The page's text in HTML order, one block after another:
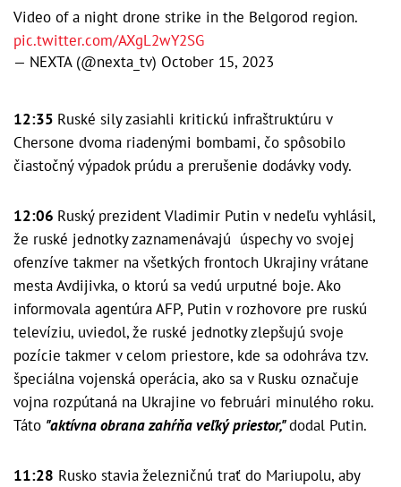
Video of a night drone strike in the Belgorod region.
pic.twitter.com/AXgL2wY2SG
— NEXTA (@nexta_tv) October 15, 2023
12:35 Ruské sily zasiahli kritickú infraštruktúru v
Chersone dvoma riadenými bombami, čo spôsobilo
čiastočný výpadok prúdu a prerušenie dodávky vody.
12:06 Ruský prezident Vladimir Putin v nedeľu vyhlásil,
že ruské jednotky zaznamenávajú úspechy vo svojej
ofenzíve takmer na všetkých frontoch Ukrajiny vrátane
mesta Avdijivka, o ktorú sa vedú urputné boje. Ako
informovala agentúra AFP, Putin v rozhovore pre ruskú
televíziu, uviedol, že ruské jednotky zlepšujú svoje
pozície takmer v celom priestore, kde sa odohráva tzv.
špeciálna vojenská operácia, ako sa v Rusku označuje
vojna rozpútaná na Ukrajine vo februári minulého roku.
Táto "aktívna obrana zahŕňa veľký priestor,"dodal Putin.
11:28 Rusko stavia železničnú trať do Mariupolu, aby